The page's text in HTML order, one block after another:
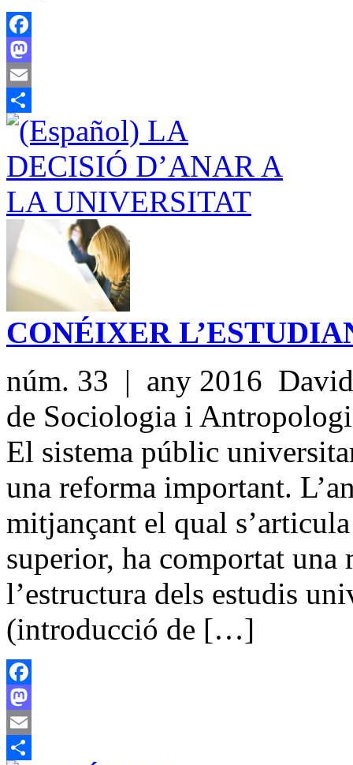
Facebook
Mastodon
Email
Share
CONÉIXER
núm. 33 | any 2016
de Sociologia i
El sistema públic
una reforma important.
mitjançant el qual
superior, ha comportat
l’estructura dels estudis
(introducció de […]
Facebook
Mastodon
Email